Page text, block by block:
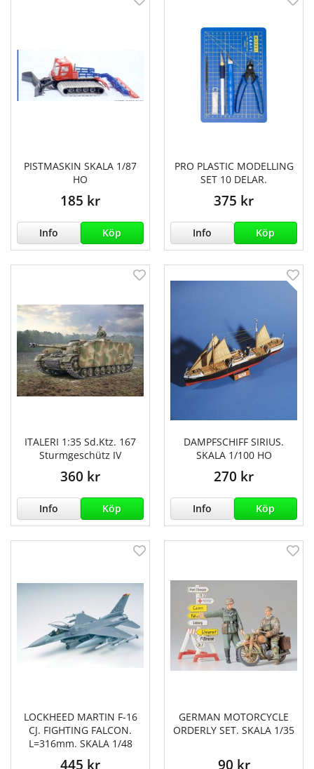
PISTMASKIN SKALA 1/87
HO
185 kr
Info Köp
PRO PLASTIC MODELLING
SET 10 DELAR.
375 kr
Info Köp
ITALERI 1:35 Sd.Ktz. 167
Sturmgeschütz IV
360 kr
Info Köp
DAMPFSCHIFF SIRIUS.
SKALA 1/100 HO
270 kr
Info Köp
LOCKHEED MARTIN F-16
CJ. FIGHTING FALCON.
L=316mm. SKALA 1/48
445 kr
GERMAN MOTORCYCLE
ORDERLY SET. SKALA 1/35
90 kr